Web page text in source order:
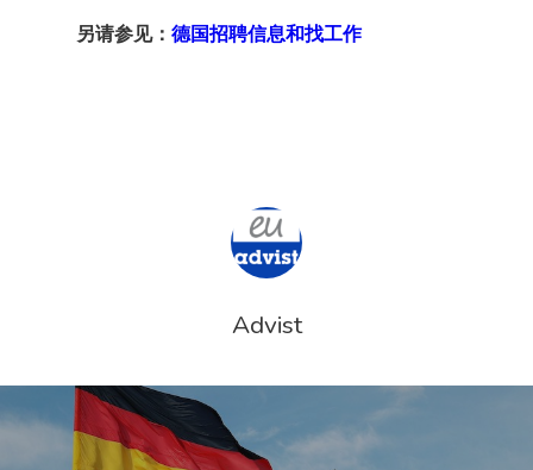
另请参见： 德国招聘信息和找工作
Advist